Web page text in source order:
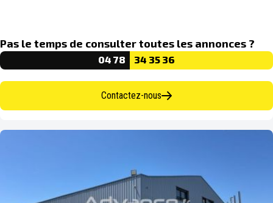
Pas le temps de consulter toutes les annonces ?
04 78 34 35 36
Contactez-nous